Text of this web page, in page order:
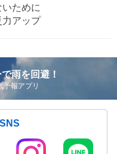
ために
力アップ
雨を回避！
報アプリ